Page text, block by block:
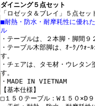
ダイニング５点セット
「ロゼッタ＆ブレイ」５点セッ
■耐熱・防水・耐摩耗性に優れ
ル
・テーブルは、２本脚・脚間９
・テーブル木部脚は、ｵｰｸ/ｳｫｰ
す。
・チェアは、タモ材・ウレタン
す。
・MADE IN VIETNAM
【基本仕様】
□１５０テーブル：W１５０×D